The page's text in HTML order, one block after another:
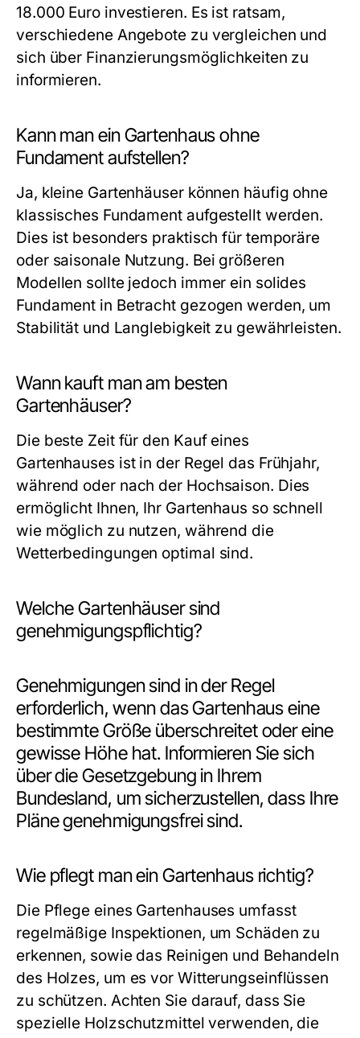
18.000 Euro investieren. Es ist ratsam,
verschiedene Angebote zu vergleichen und
sich über Finanzierungsmöglichkeiten zu
informieren.
Kann man ein Gartenhaus ohne
Fundament aufstellen?
Ja, kleine Gartenhäuser können häufig ohne
klassisches Fundament aufgestellt werden.
Dies ist besonders praktisch für temporäre
oder saisonale Nutzung. Bei größeren
Modellen sollte jedoch immer ein solides
Fundament in Betracht gezogen werden, um
Stabilität und Langlebigkeit zu gewährleisten.
Wann kauft man am besten
Gartenhäuser?
Die beste Zeit für den Kauf eines
Gartenhauses ist in der Regel das Frühjahr,
während oder nach der Hochsaison. Dies
ermöglicht Ihnen, Ihr Gartenhaus so schnell
wie möglich zu nutzen, während die
Wetterbedingungen optimal sind.
Welche Gartenhäuser sind
genehmigungspflichtig?
Genehmigungen sind in der Regel
erforderlich, wenn das Gartenhaus eine
bestimmte Größe überschreitet oder eine
gewisse Höhe hat. Informieren Sie sich
über die Gesetzgebung in Ihrem
Bundesland, um sicherzustellen, dass Ihre
Pläne genehmigungsfrei sind.
Wie pflegt man ein Gartenhaus richtig?
Die Pflege eines Gartenhauses umfasst
regelmäßige Inspektionen, um Schäden zu
erkennen, sowie das Reinigen und Behandeln
des Holzes, um es vor Witterungseinflüssen
zu schützen. Achten Sie darauf, dass Sie
spezielle Holzschutzmittel verwenden, die